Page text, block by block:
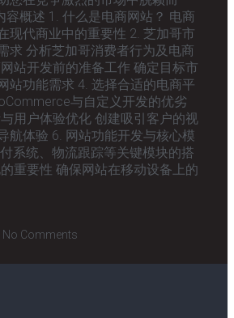
容概述 1. 什么是电商网站？ 电商
现代商业中的重要性 2. 芝加哥市
求 分析芝加哥消费者行为及电商
站开发前的准备工作 确定目标市
站功能需求 4. 选择合适的电商平
与自定义开发的优劣
用户体验优化 创建吸引客户的视
航体验 6. 网站功能开发与核心模
系统、物流跟踪等关键模块的搭
重要性 确保网站在移动设备上的
No Comments